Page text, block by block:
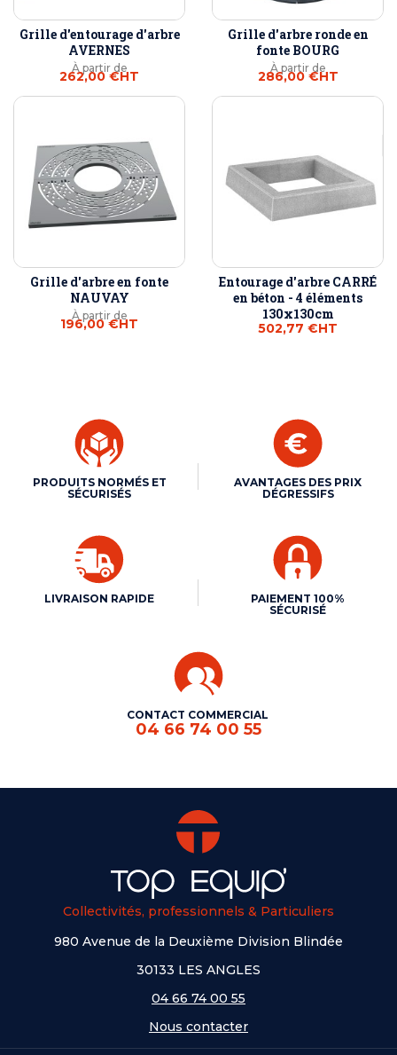
Grille d'entourage d'arbre
AVERNES
À partir de
262,00 €HT
Grille d'arbre ronde en
fonte BOURG
À partir de
286,00 €HT
Grille d'arbre en fonte
NAUVAY
À partir de
196,00 €HT
Entourage d'arbre CARRÉ
en béton - 4 éléments
130x130cm
502,77 €HT
PRODUITS NORMÉS ET
SÉCURISÉS
AVANTAGES DES PRIX
DÉGRESSIFS
LIVRAISON RAPIDE
PAIEMENT 100%
SÉCURISÉ
CONTACT COMMERCIAL
04 66 74 00 55
Collectivités, professionnels & Particuliers
980 Avenue de la Deuxième Division Blindée
30133 LES ANGLES
04 66 74 00 55
Nous contacter